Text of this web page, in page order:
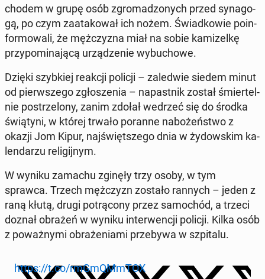
cho­dem w grupę osób zgro­ma­dzo­nych przed sy­na­go­
gą, po czym za­ata­ko­wał ich nożem. Świad­ko­wie po­in­
for­mo­wa­li, że męż­czy­zna miał na sobie ka­mi­zel­kę
przy­po­mi­na­ją­cą urzą­dze­nie wy­bu­cho­we.
Dzięki szyb­kiej reakcji policji – za­le­d­wie siedem minut
od pierw­sze­go zgło­sze­nia – na­past­nik został śmier­tel­
nie po­strze­lo­ny, zanim zdołał wedrzeć się do środka
świą­ty­ni, w której trwało poranne na­bo­żeń­stwo z
okazji Jom Kipur, naj­święt­sze­go dnia w ży­dow­skim ka­
len­da­rzu re­li­gij­nym.
W wyniku zamachu zginęły trzy osoby, w tym
sprawca. Trzech męż­czyzn zostało rannych – jeden z
raną kłutą, drugi po­trą­co­ny przez sa­mo­chód, a trzeci
doznał obrażeń w wyniku in­ter­wen­cji policji. Kilka osób
z po­waż­ny­mi ob­ra­że­nia­mi prze­by­wa w szpi­ta­lu.
https://t.co/rmG­mQM­m­TOX